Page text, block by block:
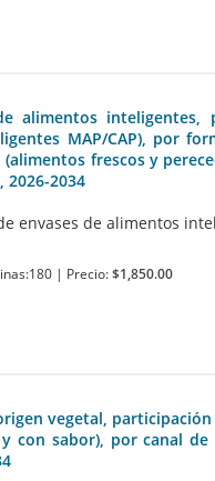
alimentos
MAP/CAP), por
frescos y
2034
envases de alimentos
| Precio:$1,850.00
vegetal,
con sabor), por canal